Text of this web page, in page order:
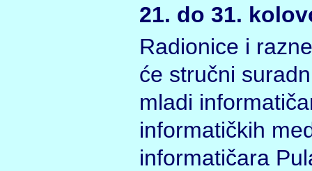
21. do 31.
Radionice i
će stručni
mladi
informatičkih
informatičara